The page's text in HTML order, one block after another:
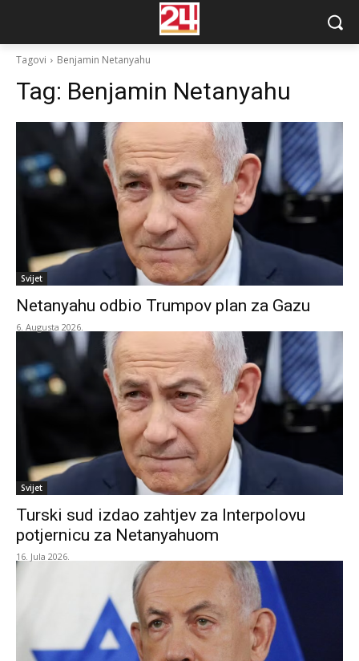
Tagovi Benjamin Netanyahu
Tag: Benjamin Netanyahu
Svijet
Netanyahu odbio Trumpov plan za Gazu
6. Augusta 2026.
Svijet
Turski sud izdao zahtjev za Interpolovu
potjernicu za Netanyahuom
16. Jula 2026.